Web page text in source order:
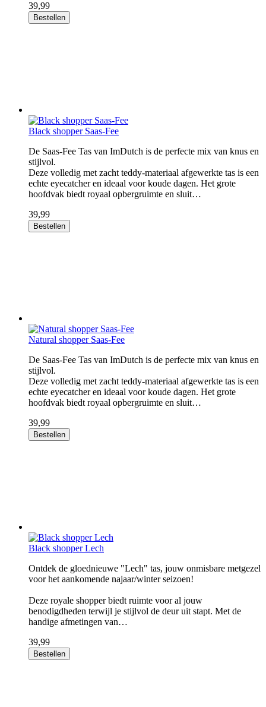
39,99
Bestellen
Black shopper Saas-Fee
De Saas-Fee Tas van ImDutch is de perfecte mix van knus en
stijlvol.
Deze volledig met zacht teddy-materiaal afgewerkte tas is een
echte eyecatcher en ideaal voor koude dagen. Het grote
hoofdvak biedt royaal opbergruimte en sluit…
39,99
Bestellen
Natural shopper Saas-Fee
De Saas-Fee Tas van ImDutch is de perfecte mix van knus en
stijlvol.
Deze volledig met zacht teddy-materiaal afgewerkte tas is een
echte eyecatcher en ideaal voor koude dagen. Het grote
hoofdvak biedt royaal opbergruimte en sluit…
39,99
Bestellen
Black shopper Lech
Ontdek de gloednieuwe "Lech" tas, jouw onmisbare metgezel
voor het aankomende najaar/winter seizoen!
Deze royale shopper biedt ruimte voor al jouw
benodigdheden terwijl je stijlvol de deur uit stapt. Met de
handige afmetingen van…
39,99
Bestellen